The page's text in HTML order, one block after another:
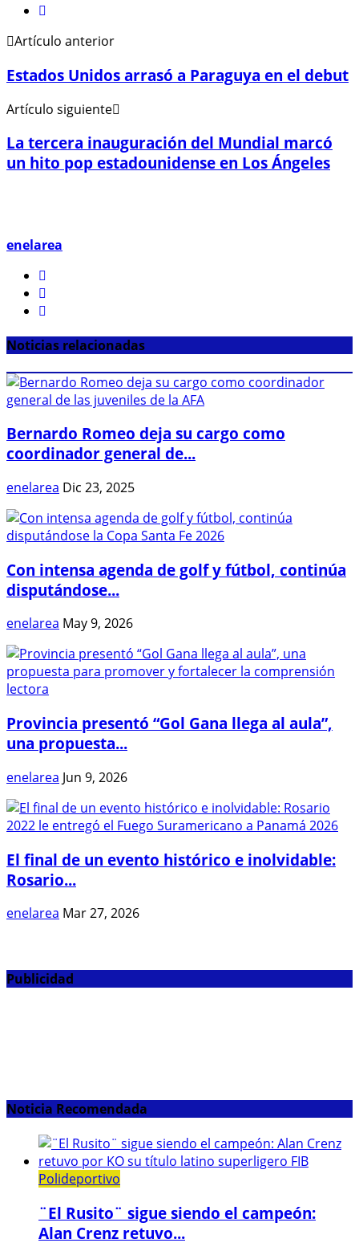
Artículo anterior
Estados Unidos arrasó a Paraguya en el debut
Artículo siguiente
La tercera inauguración del Mundial marcó
un hito pop estadounidense en Los Ángeles
enelarea
Noticias relacionadas
Bernardo Romeo deja su cargo como
coordinador general de...
enelarea Dic 23, 2025
Con intensa agenda de golf y fútbol, continúa
disputándose...
enelarea May 9, 2026
Provincia presentó “Gol Gana llega al aula”,
una propuesta...
enelarea Jun 9, 2026
El final de un evento histórico e inolvidable:
Rosario...
enelarea Mar 27, 2026
Publicidad
Noticia Recomendada
Polideportivo
¨El Rusito¨ sigue siendo el campeón:
Alan Crenz retuvo...